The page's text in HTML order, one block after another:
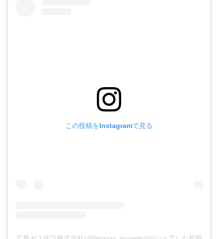
この投稿をInstagramで見る